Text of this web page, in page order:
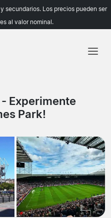
secundarios. Los precios pueden ser
al valor nominal.
- Experimente
Park!